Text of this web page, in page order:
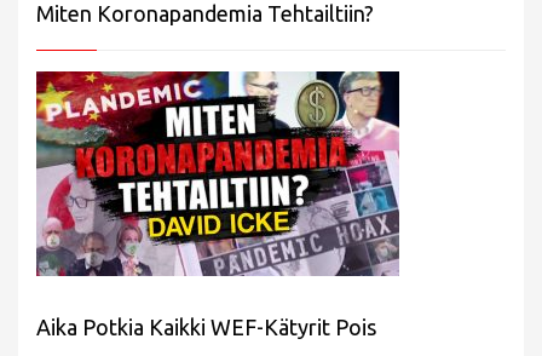
Miten Koronapandemia Tehtailtiin?
Aika Potkia Kaikki WEF-Kätyrit Pois